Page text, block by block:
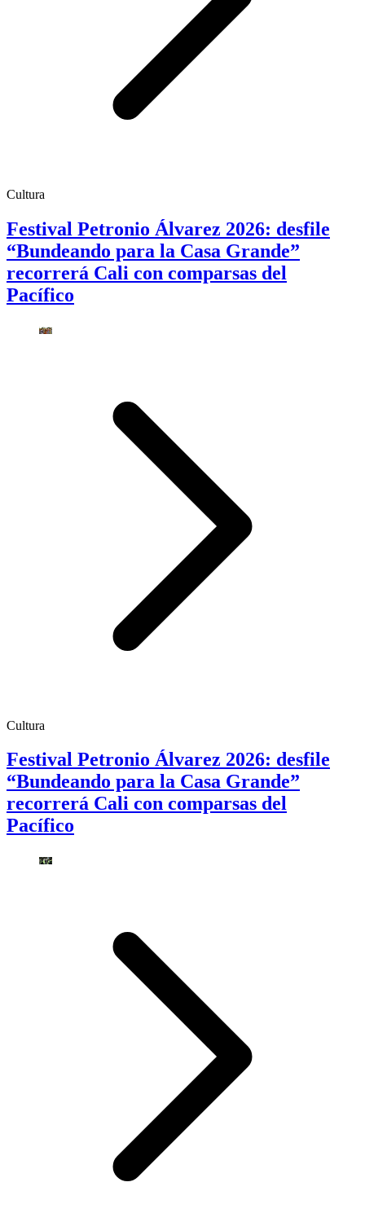
Cultura
Festival Petronio Álvarez 2026: desfile
“Bundeando para la Casa Grande”
recorrerá Cali con comparsas del
Pacífico
Cultura
Festival Petronio Álvarez 2026: desfile
“Bundeando para la Casa Grande”
recorrerá Cali con comparsas del
Pacífico